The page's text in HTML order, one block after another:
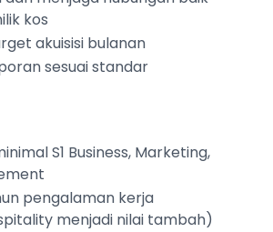
kos
akuisisi bulanan
sesuai standar
S1 Business, Marketing,
pengalaman kerja
menjadi nilai tambah)